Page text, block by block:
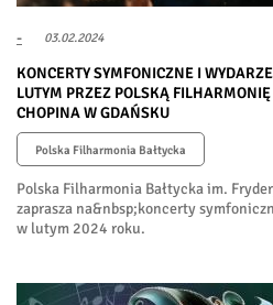
- 03.02.2024
KONCERTY SYMFONICZNE I
LUTYM PRZEZ POLSKĄ
CHOPINA W GDAŃSKU
Polska Filharmonia Bałtycka
Polska Filharmonia Bałtycka im.
zaprasza na&nbsp;koncerty
w lutym 2024 roku.